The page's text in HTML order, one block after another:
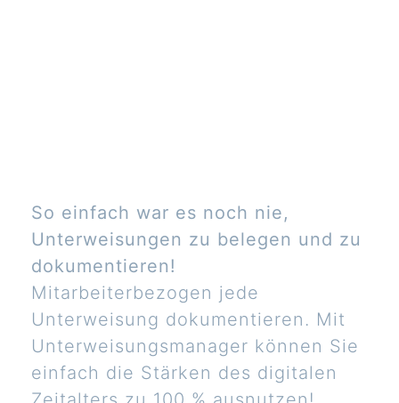
So einfach war es noch nie,
Unterweisungen zu belegen und zu
dokumentieren!
Mitarbeiterbezogen jede
Unterweisung dokumentieren. Mit
Unterweisungsmanager können Sie
einfach die Stärken des digitalen